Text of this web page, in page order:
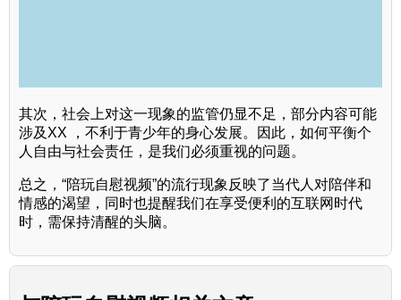
其次，社会上对这一现象的监管仍显不足，部分内容可能
涉及XX ，不利于青少年的身心发展。因此，如何平衡个
人自由与社会责任，是我们必须重视的问题。
总之，“陪玩自慰视频”的流行现象反映了当代人对陪伴和
情感的渴望，同时也提醒我们在享受便利的互联网时代
时，需保持清醒的头脑。